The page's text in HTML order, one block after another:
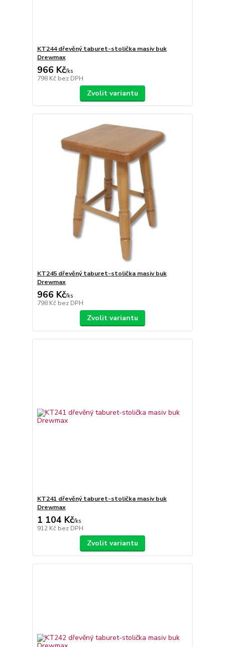
KT244 dřevěný taburet-stolička masiv buk
Drewmax
966 Kč/ks
798 Kč bez DPH
Zvolit variantu
KT245 dřevěný taburet-stolička masiv buk
Drewmax
966 Kč/ks
798 Kč bez DPH
Zvolit variantu
KT241 dřevěný taburet-stolička masiv buk
Drewmax
1 104 Kč/ks
912 Kč bez DPH
Zvolit variantu